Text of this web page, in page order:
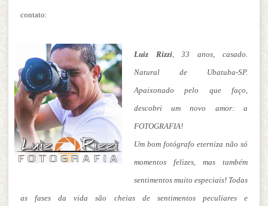
contato:
Luiz Rizzi, 33 anos, casado.
Natural de Ubatuba-SP.
Apaixonado pelo que faço,
descobri um novo amor: a
FOTOGRAFIA!
Um bom fotógrafo eterniza não só
momentos felizes, mas também
sentimentos muito especiais! Todas
as fases da vida são cheias de sentimentos peculiares e